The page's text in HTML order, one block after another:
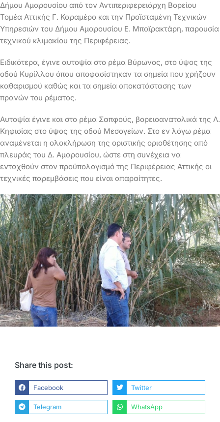
Δήμου Αμαρουσίου από τον Αντιπεριφερειάρχη Βορείου
Τομέα Αττικής Γ. Καραμέρο και την Προϊσταμένη Τεχνικών
Υπηρεσιών του Δήμου Αμαρουσίου Ε. Μπαϊρακτάρη, παρουσία
τεχνικού κλιμακίου της Περιφέρειας.
Ειδικότερα, έγινε αυτοψία στο ρέμα Βύρωνος, στο ύψος της
οδού Κυρίλλου όπου αποφασίστηκαν τα σημεία που χρήζουν
καθαρισμού καθώς και τα σημεία αποκατάστασης των
πρανών του ρέματος.
Αυτοψία έγινε και στο ρέμα Σαπφούς, βορειοανατολικά της Λ.
Κηφισίας στο ύψος της οδού Μεσογείων. Στο εν λόγω ρέμα
αναμένεται η ολοκλήρωση της οριστικής οριοθέτησης από
πλευράς του Δ. Αμαρουσίου, ώστε στη συνέχεια να
ενταχθούν στον προϋπολογισμό της Περιφέρειας Αττικής οι
τεχνικές παρεμβάσεις που είναι απαραίτητες.
Share this post:
Facebook Twitter
Telegram WhatsApp